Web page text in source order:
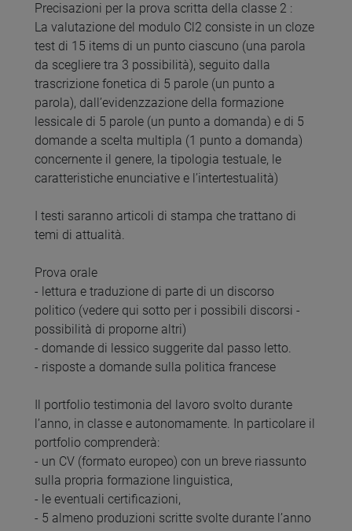
Precisazioni per la prova scritta della classe 2 :
La valutazione del modulo Cl2 consiste in un cloze
test di 15 items di un punto ciascuno (una parola
da scegliere tra 3 possibilità), seguito dalla
trascrizione fonetica di 5 parole (un punto a
parola), dall’evidenzzazione della formazione
lessicale di 5 parole (un punto a domanda) e di 5
domande a scelta multipla (1 punto a domanda)
concernente il genere, la tipologia testuale, le
caratteristiche enunciative e l’intertestualità)
I testi saranno articoli di stampa che trattano di
temi di attualità.
Prova orale
- lettura e traduzione di parte di un discorso
politico (vedere qui sotto per i possibili discorsi -
possibilità di proporne altri)
- domande di lessico suggerite dal passo letto.
- risposte a domande sulla politica francese
Il portfolio testimonia del lavoro svolto durante
l’anno, in classe e autonomamente. In particolare il
portfolio comprenderà:
- un CV (formato europeo) con un breve riassunto
sulla propria formazione linguistica,
- le eventuali certificazioni,
- 5 almeno produzioni scritte svolte durante l’anno